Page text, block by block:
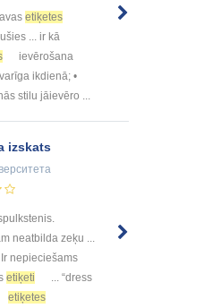
etiķetes
... ir kā
ievērošana
ikdienā; •
stilu jāievēro ...
izskats
neatbilda zeķu ...
Ir nepieciešams
etiķeti
... “dress
etiķetes